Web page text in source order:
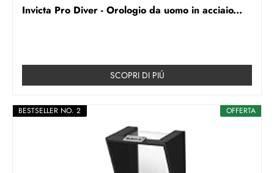
Invicta Pro Diver - Orologio da uomo in acciaio...
SCOPRI DI PIÚ
OFFERTA
BESTSELLER NO. 2